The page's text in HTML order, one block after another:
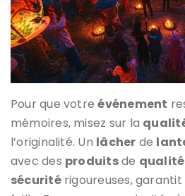
Pour que votreévénement
mémoires, misez sur la
l’originalité. Un lâcher de
avec des produitsde qualité
sécuritérigoureuses, garantit